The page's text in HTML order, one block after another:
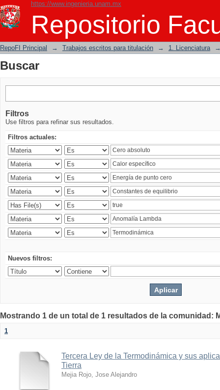
https://www.ingenieria.unam.mx
Repositorio
Buscar
RepoFI Principal → Trabajos escritos para titulación → 1. Licenciatura
Buscar
Filtros
Use filtros para refinar sus resultados.
Filtros actuales:
Nuevos filtros:
Mostrando 1 de un total de 1 resultados de la comunidad:
1
Tercera Ley de la Termodinámica y sus
Tierra
Mejia Rojo, Jose Alejandro